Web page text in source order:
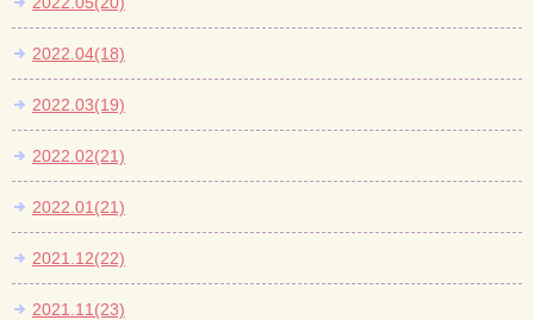
2022.04(18)
2022.03(19)
2022.02(21)
2022.01(21)
2021.12(22)
2021.11(23)